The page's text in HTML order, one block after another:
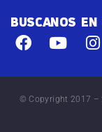
BUSCANOS
© Copyright 2017 –